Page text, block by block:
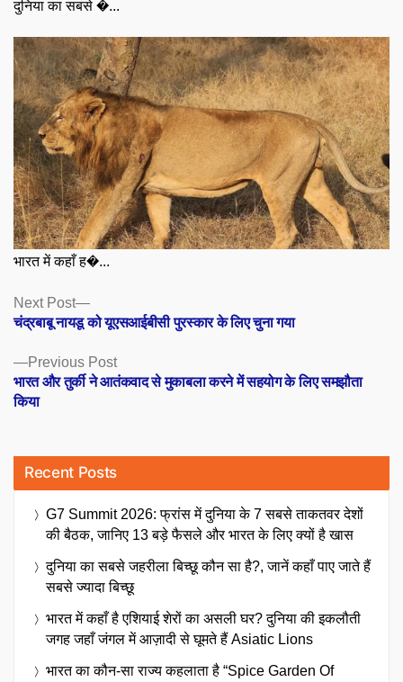
दुनिया का सबसे �...
भारत में कहाँ ह�...
Posts
navigation
Previous PostPrevious
post:
भारत और तुर्की ने आतंकवाद से मुकाबला करने में सहयोग के लिए समझौता
किया
Next Post
Next
post:
चंद्रबाबू नायडू को यूएसआईबीसी पुरस्कार के लिए चुना गया
Recent Posts
G7 Summit 2026: फ्रांस में दुनिया के 7 सबसे ताकतवर देशों
की बैठक, जानिए 13 बड़े फैसले और भारत के लिए क्यों है खास
दुनिया का सबसे जहरीला बिच्छू कौन सा है?, जानें कहाँ पाए जाते हैं
सबसे ज्यादा बिच्छू
भारत में कहाँ है एशियाई शेरों का असली घर? दुनिया की इकलौती
जगह जहाँ जंगल में आज़ादी से घूमते हैं Asiatic Lions
भारत का कौन-सा राज्य कहलाता है “Spice Garden Of